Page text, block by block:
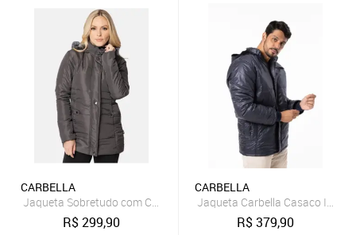
CARBELLA
Jaqueta Sobretudo com Capuz Removível Carbella Winter Cinza
R$299,90
CARBELLA
Jaqueta Carbella Casaco
R$379,90